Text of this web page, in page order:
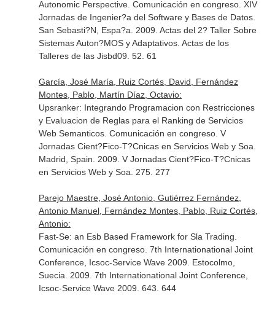
Autonomic Perspective. Comunicación en congreso. XIV
Jornadas de Ingenier?a del Software y Bases de Datos.
San Sebasti?N, Espa?a. 2009. Actas del 2? Taller Sobre
Sistemas Auton?MOS y Adaptativos. Actas de los
Talleres de las Jisbd09. 52. 61
García, José María, Ruiz Cortés, David, Fernández
Montes, Pablo, Martín Díaz, Octavio:
Upsranker: Integrando Programacion con Restricciones
y Evaluacion de Reglas para el Ranking de Servicios
Web Semanticos. Comunicación en congreso. V
Jornadas Cient?Fico-T?Cnicas en Servicios Web y Soa.
Madrid, Spain. 2009. V Jornadas Cient?Fico-T?Cnicas
en Servicios Web y Soa. 275. 277
Parejo Maestre, José Antonio, Gutiérrez Fernández,
Antonio Manuel, Fernández Montes, Pablo, Ruiz Cortés,
Antonio:
Fast-Se: an Esb Based Framework for Sla Trading.
Comunicación en congreso. 7th Internationational Joint
Conference, Icsoc-Service Wave 2009. Estocolmo,
Suecia. 2009. 7th Internationational Joint Conference,
Icsoc-Service Wave 2009. 643. 644